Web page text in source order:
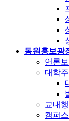
동원홍보광
언론
대학
교내
캠퍼